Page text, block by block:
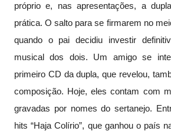
próprio e, nas apresentações, a
prática. O salto para se firmarem no
quando o pai decidiu investir
musical dos dois. Um amigo se
primeiro CD da dupla, que revelou,
composição. Hoje, eles contam com
gravadas por nomes do sertanejo.
hits “Haja Colírio”, que ganhou o país